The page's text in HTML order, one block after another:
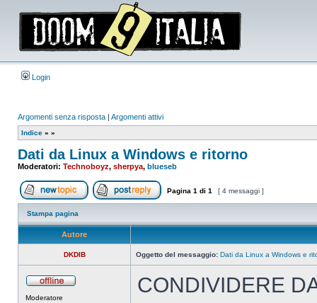
Login
Argomenti senza risposta | Argomenti attivi
Indice » »
Dati da Linux a Windows e ritorno
Moderatori: Technoboyz, sherpya, blueseb
Apri un nuovo argomentoRispondi all’argomento
Pagina 1 di 1 [ 4 messaggi ]
Stampa pagina
Autore
DKDIB Oggetto del messaggio: Dati da Linux a Windows e
Moderatore
CONDIVIDERE